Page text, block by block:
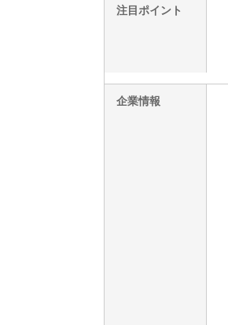
注目ポイント
企業情報